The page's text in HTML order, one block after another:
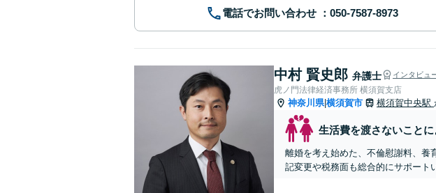
電話でお問い合わせ
中村 賢史郎 弁護士 インタビュ
虎ノ門法律経済事務所 横須賀支店
神奈川県|横須賀市 横須賀中央駅
生活費を渡さないこと
離婚を考え始めた、不倫慰謝料、養
記変更や税務面も総合的にサポート